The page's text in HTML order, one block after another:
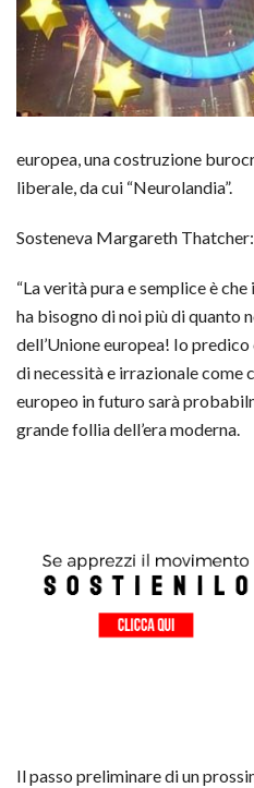
europea, una costruzione
liberale, da cui “Neurolandia”.
Sosteneva Margareth Thatcher:
“La verità pura e semplice è
ha bisogno di noi più di quanto
dell’Unione europea! Io
di necessità e irrazionale come
europeo in futuro sarà
grande follia dell’era moderna.
Il passo preliminare di un